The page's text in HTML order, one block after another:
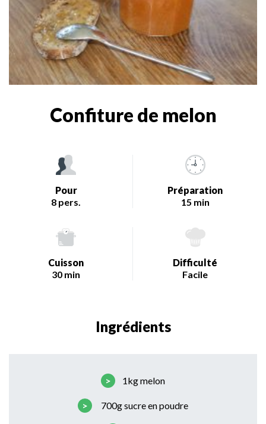
Confiture de melon
Pour
8 pers.
Préparation
15 min
Cuisson
30 min
Difficulté
Facile
Ingrédients
1kg melon
700g sucre en poudre